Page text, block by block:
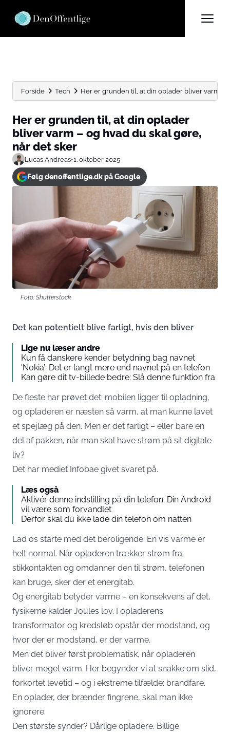
Forside Tech Her er grunden til, at din oplader bliver varm –...
Her er grunden til, at din oplader
bliver varm – og hvad du skal gøre,
når det sker
Lucas Andreas•1. oktober 2025
Følg denoffentlige.dk på Google
Foto: Shutterstock
Det kan potentielt blive farligt, hvis den bliver
Lige nu læser andre
Kun få danskere kender betydning bag navnet
‘Nokia’: Det er langt mere end navnet på en telefon
Kan gøre dit tv-billede bedre: Slå denne funktion fra
De fleste har prøvet det: mobilen ligger til opladning,
og opladeren er næsten så varm, at man kunne lavet
et spejlæg på den. Men er det farligt – eller bare en
del af pakken, når man skal have strøm på sit digitale
liv?
Det har mediet Infobae givet svaret på.
Læs også
Aktivér denne indstilling på din telefon: Din Android
vil være som forvandlet
Derfor skal du ikke lade din telefon om natten
Lad os starte med det beroligende: En vis varme er
helt normal. Når opladeren trækker strøm fra
stikkontakten og omdanner den til strøm, telefonen
kan bruge, sker der et energitab.
Og energitab betyder varme – en konsekvens af det,
fysikerne kalder Joules lov. I opladerens
transformator og kredsløb opstår der modstand, og
hvor der er modstand, er der varme.
Men det bliver først problematisk, når opladeren
bliver meget varm. Her begynder vi at snakke om slid,
forkortet levetid – og i ekstreme tilfælde: brandfare.
En oplader, der brænder fingrene, skal man ikke
ignorere.
Den største synder? Dårlige opladere. Billige